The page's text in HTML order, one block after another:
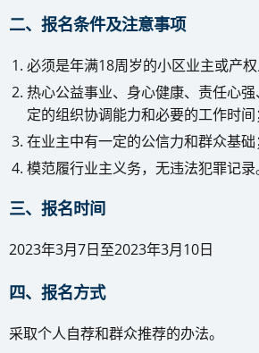
二、报名条件及注意事项
必须是年满18周岁的小区业主或产权
热心公益事业、身心健康、责任心
定的组织协调能力和必要的工作时间
在业主中有一定的公信力和群众基础
模范履行业主义务，无违法犯罪记录
三、报名时间
2023年3月7日至2023年3月10日
四、报名方式
采取个人自荐和群众推荐的办法。